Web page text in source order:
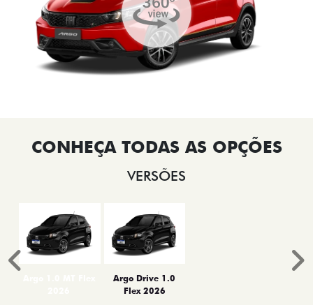
VERSÕES
Argo Drive 1.0
Flex 2026
Anterior